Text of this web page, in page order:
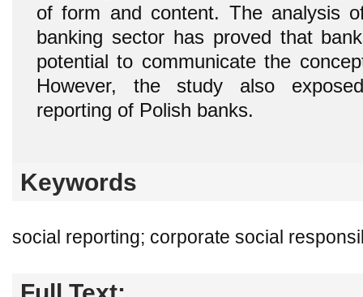
of form and content. The analysis
banking sector has proved that
potential to communicate the
However, the study also
reporting of Polish banks.
Keywords
social reporting; corporate social